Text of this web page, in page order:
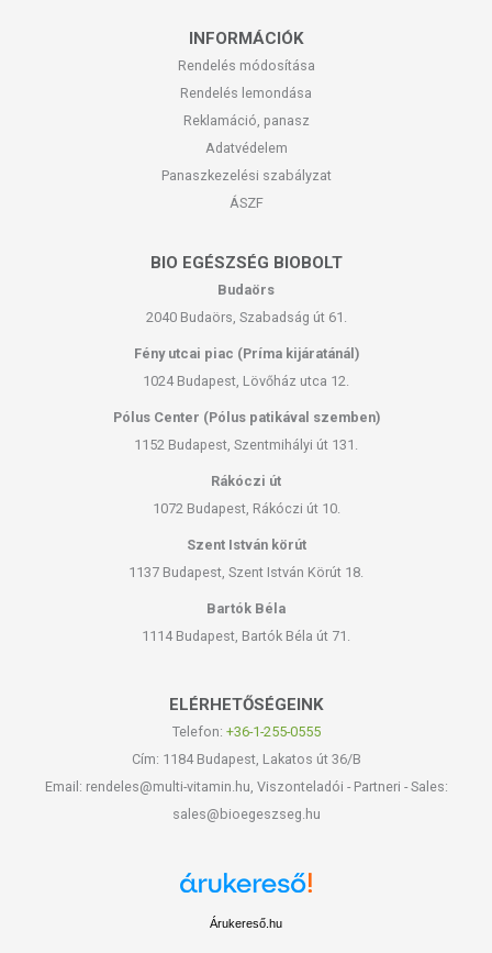
INFORMÁCIÓK
Rendelés módosítása
Rendelés lemondása
Reklamáció, panasz
Adatvédelem
Panaszkezelési szabályzat
ÁSZF
BIO EGÉSZSÉG BIOBOLT
Budaörs
2040 Budaörs, Szabadság út 61.
Fény utcai piac (Príma kijáratánál)
1024 Budapest, Lövőház utca 12.
Pólus Center (Pólus patikával szemben)
1152 Budapest, Szentmihályi út 131.
Rákóczi út
1072 Budapest, Rákóczi út 10.
Szent István körút
1137 Budapest, Szent István Körút 18.
Bartók Béla
1114 Budapest, Bartók Béla út 71.
ELÉRHETŐSÉGEINK
Telefon: +36-1-255-0555
Cím: 1184 Budapest, Lakatos út 36/B
Email: rendeles@multi-vitamin.hu, Viszonteladói - Partneri - Sales:
sales@bioegeszseg.hu
Árukereső.hu